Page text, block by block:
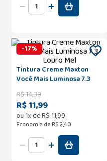
-17%
Tintura Creme Maxton
Você Mais Luminosa 7.3
Louro Mel
R$14,39
R$ 11,99
ou1x deR$11,99
Economia de R$ 2,40